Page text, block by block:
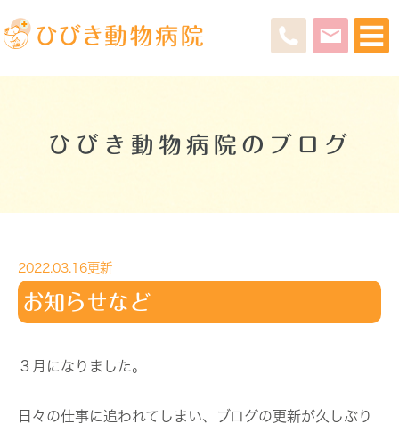
ひびき動物病院のブログ
2022.03.16更新
お知らせなど
３月になりました。
日々の仕事に追われてしまい、ブログの更新が久しぶり